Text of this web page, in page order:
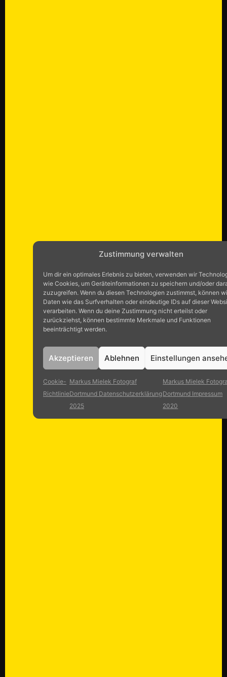
Zustimmung verwalten
Um dir ein optimales Erlebnis zu bieten, verwenden wir
wie Cookies, um Geräteinformationen zu speichern und/oder
zuzugreifen. Wenn du diesen Technologien zustimmst, können
Daten wie das Surfverhalten oder eindeutige IDs auf dieser
verarbeiten. Wenn du deine Zustimmung nicht erteilst oder
zurückziehst, können bestimmte Merkmale und Funktionen
beeinträchtigt werden.
Akzeptieren Ablehnen Einstellungen
Cookie-
Richtlinie
Markus Mielek Fotograf
Dortmund Datenschutzerklärung
2025
Markus Mielek
Dortmund Impressum
2020